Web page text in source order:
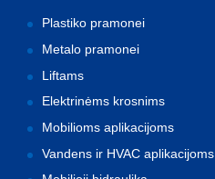
Plastiko pramonei
Metalo pramonei
Liftams
Elektrinėms krosnims
Mobilioms aplikacijoms
Vandens ir HVAC aplikacijoms